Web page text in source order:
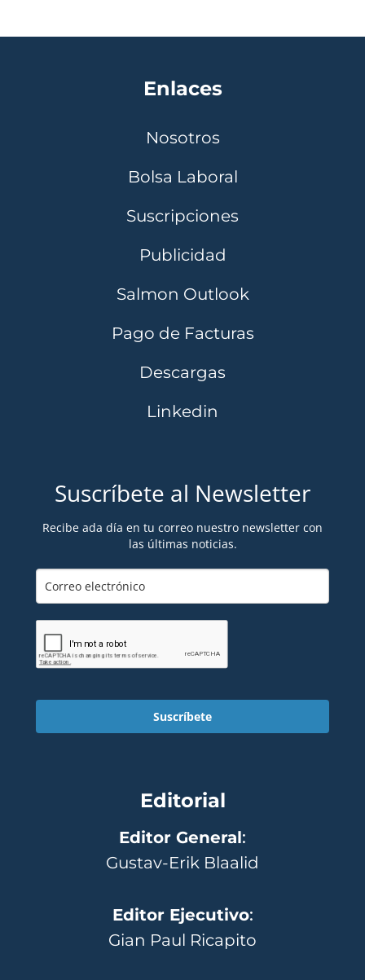
Enlaces
Nosotros
Bolsa Laboral
Suscripciones
Publicidad
Salmon Outlook
Pago de Facturas
Descargas
Linkedin
Suscríbete al Newsletter
Recibe ada día en tu correo nuestro newsletter con
las últimas noticias.
Suscríbete
Editorial
Editor General:
Gustav-Erik Blaalid
Editor Ejecutivo:
Gian Paul Ricapito